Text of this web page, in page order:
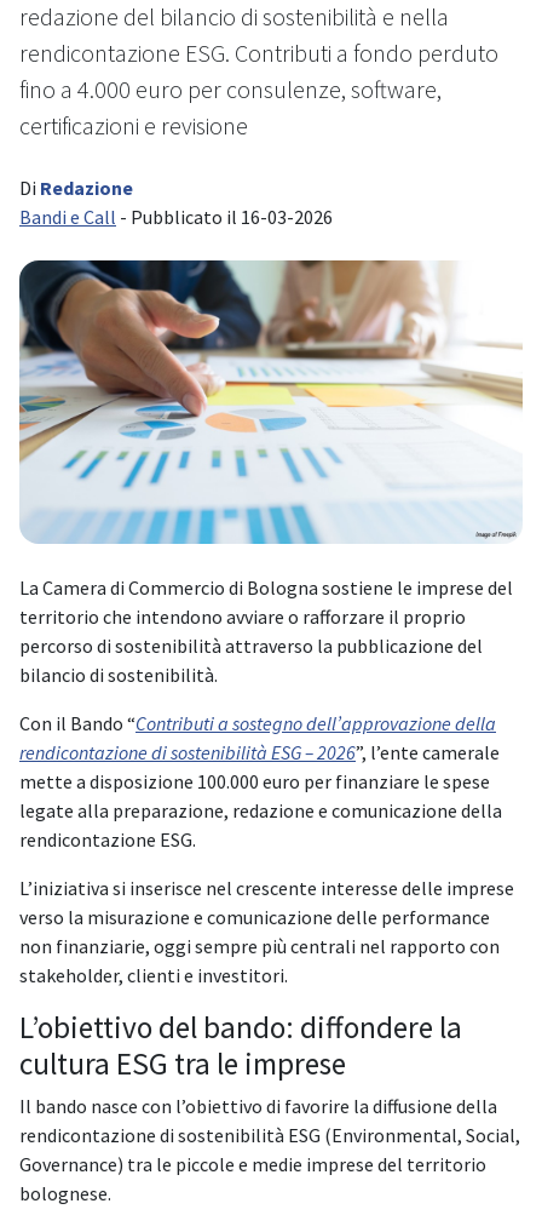
redazione del bilancio di sostenibilità e nella
rendicontazione ESG. Contributi a fondo perduto
fino a 4.000 euro per consulenze, software,
certificazioni e revisione
Di Redazione
Bandi e Call - Pubblicato il 16-03-2026
La Camera di Commercio di Bologna sostiene le imprese del
territorio che intendono avviare o rafforzare il proprio
percorso di sostenibilità attraverso la pubblicazione del
bilancio di sostenibilità.
Con il Bando “Contributi a sostegno dell’approvazione della
rendicontazione di sostenibilità ESG – 2026”, l’ente camerale
mette a disposizione 100.000 euro per finanziare le spese
legate alla preparazione, redazione e comunicazione della
rendicontazione ESG.
L’iniziativa si inserisce nel crescente interesse delle imprese
verso la misurazione e comunicazione delle performance
non finanziarie, oggi sempre più centrali nel rapporto con
stakeholder, clienti e investitori.
L’obiettivo del bando: diffondere la
cultura ESG tra le imprese
Il bando nasce con l’obiettivo di favorire la diffusione della
rendicontazione di sostenibilità ESG (Environmental, Social,
Governance) tra le piccole e medie imprese del territorio
bolognese.